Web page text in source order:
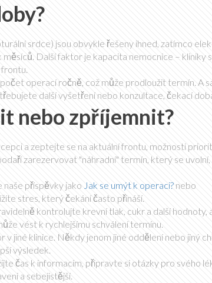
srdce) jsou obvykle řešeny ihned, zatímco
Další faktor je kapacita nemocnice – kliniky
operací ročně, což může prodloužit termín. A
další vyšetření nebo konzultace, čekací
nebo zpříjemnit?
a zeptejte se na aktuální frontu, možnosti
zarezervovat "náhradní" termín, který se
příspěvky jako Jak se umýt k operaci? nebo
stres, který čekání často přináší.
kontrolujte krevní tlak, cukr a další hodnoty,
vést k rychlejšímu schválení termínu.
jiné klinice. Někdy jenom jiné oddělení nebo jiný
výsledek.
čas k informacím, připravte si otázky pro svého
a sebejistější.